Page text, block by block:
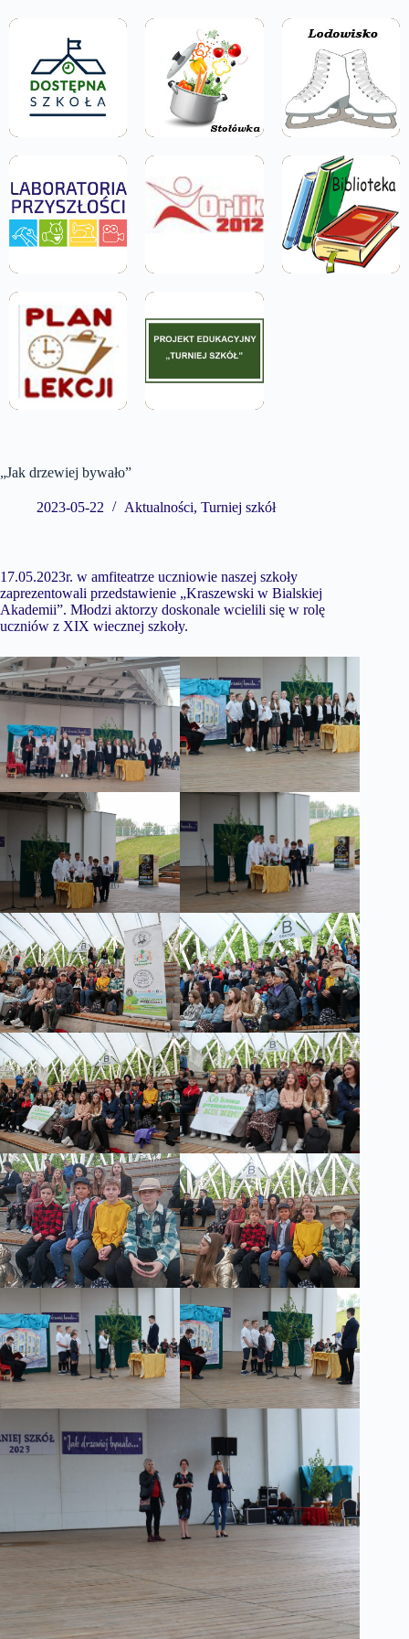
„Jak drzewiej bywało”
2023-05-22 Aktualności, Turniej szkół
17.05.2023r. w amfiteatrze uczniowie naszej szkoły
zaprezentowali przedstawienie „Kraszewski w Bialskiej
Akademii”. Młodzi aktorzy doskonale wcielili się w rolę
uczniów z XIX wiecznej szkoły.